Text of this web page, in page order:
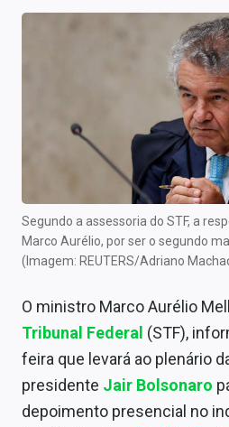
Cotações
Central de Dividendos
Central de Fundos Imobiliários
Central dos IPOs
Renda Fixa
Mercados
Economia
Empresas
Segundo a assessoria do STF, a
Marco Aurélio, por ser o segundo
(Imagem: REUTERS/Adriano
O ministro Marco Aurélio
Tribunal Federal (STF),
feira que levará ao plenário
presidente Jair Bolsonaro
depoimento presencial no